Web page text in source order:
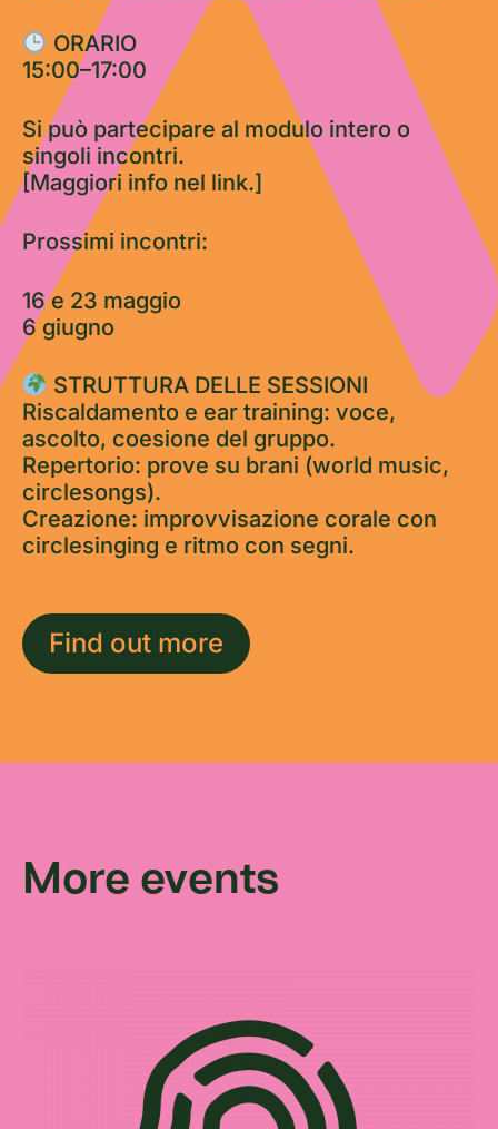
ORARIO
15:00–17:00
Si può partecipare al modulo intero o
singoli incontri.
[Maggiori info nel link.]
Prossimi incontri:
16 e 23 maggio
6 giugno
STRUTTURA DELLE SESSIONI
Riscaldamento e ear training: voce,
ascolto, coesione del gruppo.
Repertorio: prove su brani (world music,
circlesongs).
Creazione: improvvisazione corale con
circlesinging e ritmo con segni.
Find out more
More events